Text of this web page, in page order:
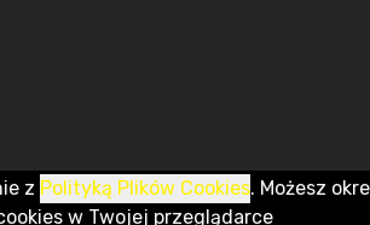
z Polityką Plików Cookies. Możesz
w Twojej przeglądarce